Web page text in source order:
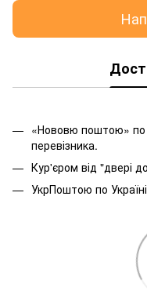
«Нововю поштою» по
перевізника.
Кур'єром від "двері
УкрПоштою по